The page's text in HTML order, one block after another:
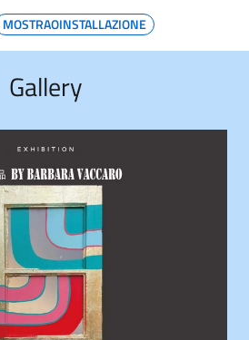
MOSTRAOINSTALLAZIONE
Gallery